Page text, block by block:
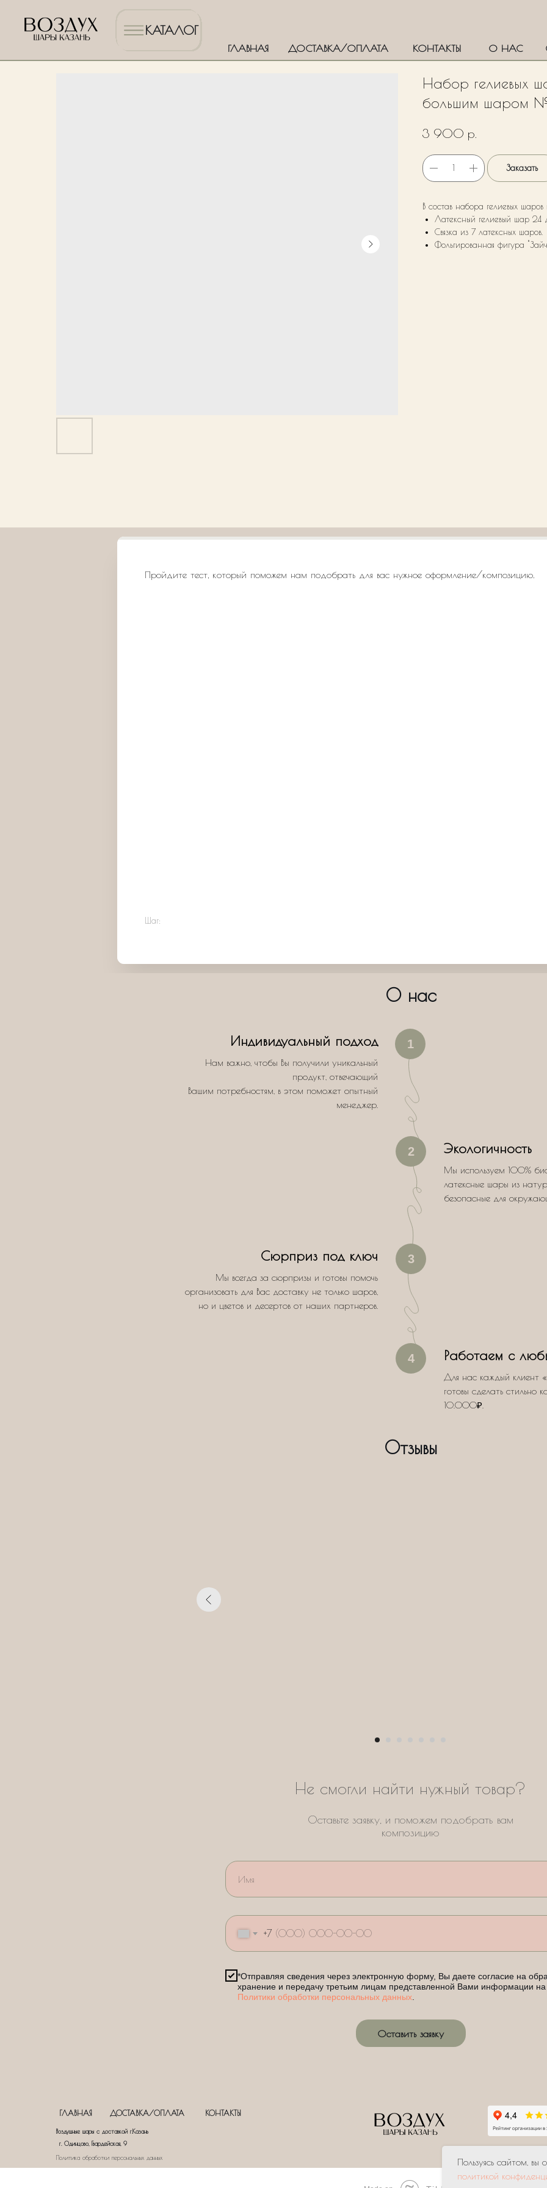
КАТАЛОГ
ДОСТАВКА/ОПЛАТА
ГЛАВНАЯ КОНТАКТЫ О НАС
Пользуясь сайтом, вы
политикой
Набор гелиевых
большим шаром
3 900 р.
Заказать
В состав набора гелиевых
Латексный гелиевый шар
Связка из 7 латексных шаров.
Фольгированная фигура
Пройдите тест, который поможем нам подобрать для вас нужное оформление/композицию.
Шаг:
О нас
Экологичность
Мы используем 100%
латексные шары из
безопасные для
Нам важно, чтобы Вы получили уникальный
продукт, отвечающий
Вашим потребностям, в этом поможет опытный
менеджер.
Индивидуальный подход
Мы всегда за сюрпризы и готовы помочь
организовать для Вас доставку не только шаров,
но и цветов и десертов от наших партнеров.
Сюрприз под ключ
1
2
3
Работаем с
Для нас каждый клиент
готовы сделать
10.000₽.
4
Отзывы
+7
*Отправляя сведения через электронную форму, Вы даете согласие на
хранение и передачу третьим лицам представленной Вами информации на
Политики обработки персональных данных.
Оставить заявку
Не смогли найти нужный товар?
Оставьте заявку, и поможем подобрать вам
композицию
ГЛАВНАЯ ДОСТАВКА/ОПЛАТА КОНТАКТЫ
Воздушные шары с доставкой г.Казань
г. Одинцово, Гвардейская, 9
Политика обработки персональных данных